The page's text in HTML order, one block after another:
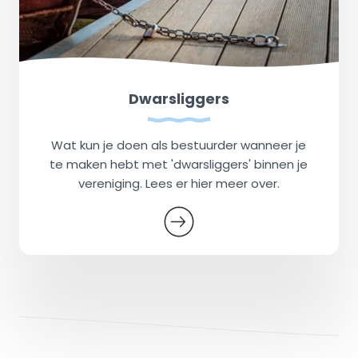
Dwarsliggers
Wat kun je doen als bestuurder wanneer je
te maken hebt met 'dwarsliggers' binnen je
vereniging. Lees er hier meer over.